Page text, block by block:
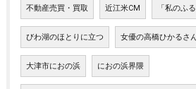
不動産売買・買取 近江米CM 「私のふ
びわ湖のほとりに立つ 女優の高橋ひかるさ
大津市におの浜 におの浜界隈